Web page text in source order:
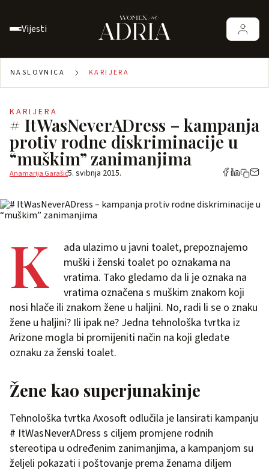
Vijesti
NASLOVNICA KARIJERA
KARIJERA
# ItWasNeverADress – kampanja
protiv rodne diskriminacije u
“muškim” zanimanjima
Anamarija Garašić5. svibnja 2015.
K
ada ulazimo u javni toalet, prepoznajemo
muški i ženski toalet po oznakama na
vratima. Tako gledamo da li je oznaka na
vratima označena s muškim znakom koji
nosi hlače ili znakom žene u haljini. No, radi li se o znaku
žene u haljini? Ili ipak ne? Jedna tehnološka tvrtka iz
Arizone mogla bi promijeniti način na koji gledate
oznaku za ženski toalet.
Žene kao superjunakinje
Tehnološka tvrtka Axosoft odlučila je lansirati kampanju
# ItWasNeverADress s ciljem promjene rodnih
stereotipa u određenim zanimanjima, a kampanjom su
željeli pokazati i poštovanje prema ženama diljem